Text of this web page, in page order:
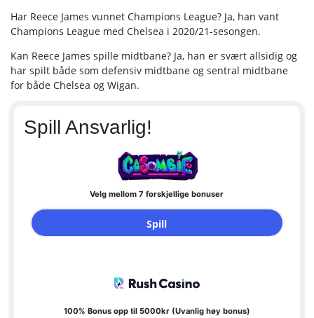
Har Reece James vunnet Champions League? Ja, han vant
Champions League med Chelsea i 2020/21-sesongen.
Kan Reece James spille midtbane? Ja, han er svært allsidig og
har spilt både som defensiv midtbane og sentral midtbane
for både Chelsea og Wigan.
Spill Ansvarlig!
Velg mellom 7 forskjellige bonuser
Spill
100% Bonus opp til 5000kr (Uvanlig høy bonus)